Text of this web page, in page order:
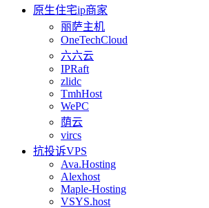
原生住宅ip商家
丽萨主机
OneTechCloud
六六云
IPRaft
zlidc
TmhHost
WePC
荫云
vircs
抗投诉VPS
Ava.Hosting
Alexhost
Maple-Hosting
VSYS.host